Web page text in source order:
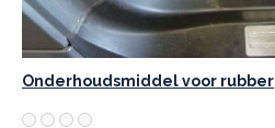
Onderhoudsmiddel voor rubber